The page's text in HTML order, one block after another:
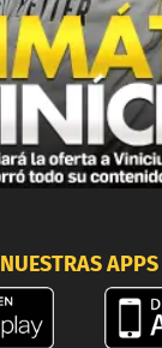
NUESTRAS APPS